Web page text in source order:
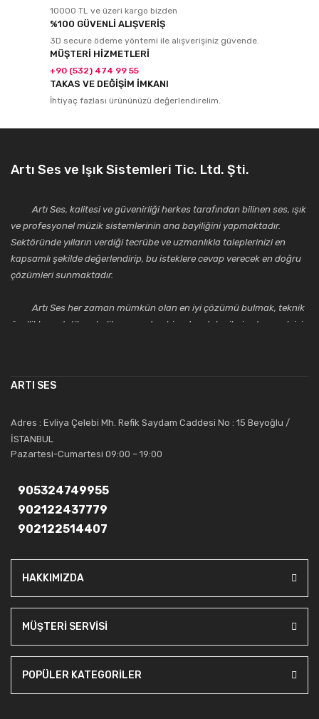
10000 TL ve üzeri kargo bizden
%100 GÜVENLİ ALIŞVERİŞ
3D secure ödeme yöntemi ile alışverişiniz güvende.
MÜŞTERİ HİZMETLERİ
+90 (532) 474 99 55
TAKAS VE DEĞİŞİM İMKANI
İhtiyaç fazlası ürününüzü değerlendirelim.
Artı Ses ve Işık Sistemleri Tic. Ltd. Şti.
Artı Ses, kalitesi ve güvenirliği herkes tarafından bilinen ses, ışık
ve profesyonel müzik sistemlerinin ana bayiliğini yapmaktadır.
Sektöründe yılların verdiği tecrübe ve uzmanlıkla taleplerinizi en
kapsamlı şekilde değerlendirip, bu isteklere cevap verecek en doğru
çözümleri sunmaktadır.
Artı Ses her zaman mümkün olan en iyi çözümü bulmak, teknik
özellikler, estetik ve kalite açısından bir adım daha ileriye taşımak için
saygıdeğer yerini kazanmıştır.
Artı Ses, güler yüzü ve deneyimi ile bu gün ve gelecekte
güvenebileceğiniz bir tercihtir.
ARTI SES
Adres : Evliya Çelebi Mh. Refik Saydam Caddesi No : 15 Beyoğlu /
İSTANBUL
Pazartesi-Cumartesi 09:00 – 19:00
905324749955
902122437779
902122514407
HAKKIMIZDA
MÜŞTERİ SERVİSİ
POPÜLER KATEGORİLER